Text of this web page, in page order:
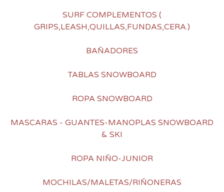
SURF COMPLEMENTOS (
GRIPS,LEASH,QUILLAS,FUNDAS,CERA.)
BAÑADORES
TABLAS SNOWBOARD
ROPA SNOWBOARD
MASCARAS - GUANTES-MANOPLAS SNOWBOARD
& SKI
ROPA NIÑO-JUNIOR
MOCHILAS/MALETAS/RIÑONERAS